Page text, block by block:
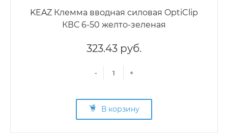
KEAZ Клемма вводная силовая OptiClip
КВС 6-50 желто-зеленая
323.43 руб.
- +
В корзину